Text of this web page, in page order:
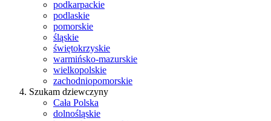
podkarpackie
podlaskie
pomorskie
śląskie
świętokrzyskie
warmińsko-mazurskie
wielkopolskie
zachodniopomorskie
Szukam dziewczyny
Cała Polska
dolnośląskie